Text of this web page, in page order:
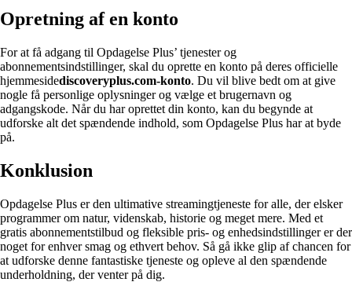
Opretning af en konto
For at få adgang til Opdagelse Plus’ tjenester og
abonnementsindstillinger, skal du oprette en konto på deres officielle
hjemmesidediscoveryplus.com-konto. Du vil blive bedt om at give
nogle få personlige oplysninger og vælge et brugernavn og
adgangskode. Når du har oprettet din konto, kan du begynde at
udforske alt det spændende indhold, som Opdagelse Plus har at byde
på.
Konklusion
Opdagelse Plus er den ultimative streamingtjeneste for alle, der elsker
programmer om natur, videnskab, historie og meget mere. Med et
gratis abonnementstilbud og fleksible pris- og enhedsindstillinger er der
noget for enhver smag og ethvert behov. Så gå ikke glip af chancen for
at udforske denne fantastiske tjeneste og opleve al den spændende
underholdning, der venter på dig.